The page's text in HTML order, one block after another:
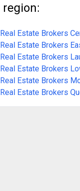
Real Estate Brokers
Real Estate Brokers
Real Estate Brokers
Real Estate Brokers
Real Estate Brokers
Real Estate Brokers